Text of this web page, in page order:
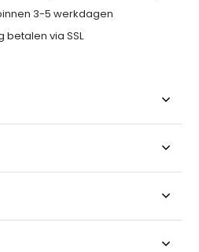
3-5 werkdagen
betalen via SSL